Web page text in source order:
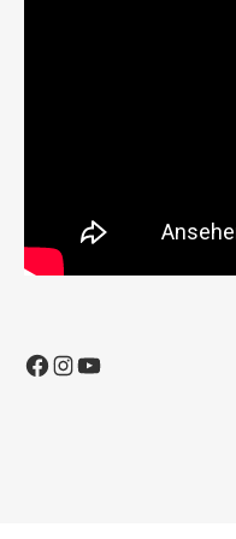
Facebook
Instagram
YouTube